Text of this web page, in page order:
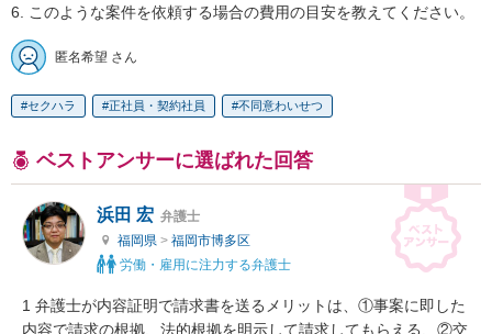
6. このような案件を依頼する場合の費用の目安を教えてください。
匿名希望 さん
セクハラ 正社員・契約社員 不同意わいせつ
ベストアンサーに選ばれた回答
浜田 宏 弁護士
福岡県 > 福岡市博多区
労働・雇用に注力する弁護士
1 弁護士が内容証明で請求書を送るメリットは、①事案に即した
内容で請求の根拠、法的根拠を明示して請求してもらえる、②交